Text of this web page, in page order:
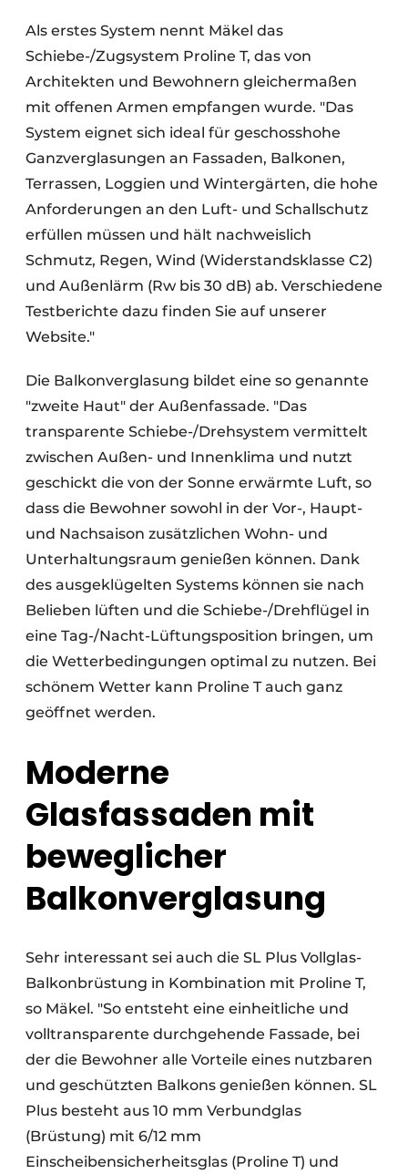
Als erstes System nennt Mäkel das
Schiebe-/Zugsystem Proline T, das von
Architekten und Bewohnern gleichermaßen
mit offenen Armen empfangen wurde. "Das
System eignet sich ideal für geschosshohe
Ganzverglasungen an Fassaden, Balkonen,
Terrassen, Loggien und Wintergärten, die hohe
Anforderungen an den Luft- und Schallschutz
erfüllen müssen und hält nachweislich
Schmutz, Regen, Wind (Widerstandsklasse C2)
und Außenlärm (Rw bis 30 dB) ab. Verschiedene
Testberichte dazu finden Sie auf unserer
Website."
Die Balkonverglasung bildet eine so genannte
"zweite Haut" der Außenfassade. "Das
transparente Schiebe-/Drehsystem vermittelt
zwischen Außen- und Innenklima und nutzt
geschickt die von der Sonne erwärmte Luft, so
dass die Bewohner sowohl in der Vor-, Haupt-
und Nachsaison zusätzlichen Wohn- und
Unterhaltungsraum genießen können. Dank
des ausgeklügelten Systems können sie nach
Belieben lüften und die Schiebe-/Drehflügel in
eine Tag-/Nacht-Lüftungsposition bringen, um
die Wetterbedingungen optimal zu nutzen. Bei
schönem Wetter kann Proline T auch ganz
geöffnet werden.
Moderne
Glasfassaden mit
beweglicher
Balkonverglasung
Sehr interessant sei auch die SL Plus Vollglas-
Balkonbrüstung in Kombination mit Proline T,
so Mäkel. "So entsteht eine einheitliche und
volltransparente durchgehende Fassade, bei
der die Bewohner alle Vorteile eines nutzbaren
und geschützten Balkons genießen können. SL
Plus besteht aus 10 mm Verbundglas
(Brüstung) mit 6/12 mm
Einscheibensicherheitsglas (Proline T) und